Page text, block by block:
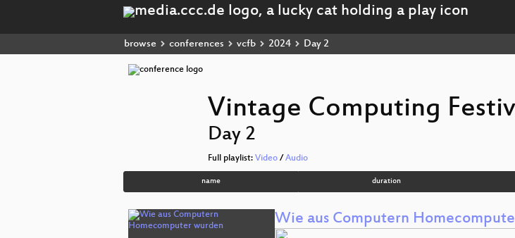
browse conferences vcfb 2024 Day 2
Vintage Computing
Day 2
Full playlist: Video / Audio
name duration
Wie aus Computern